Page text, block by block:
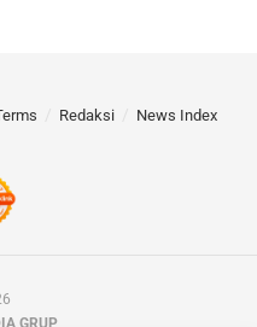
Redaksi News Index
GRUP